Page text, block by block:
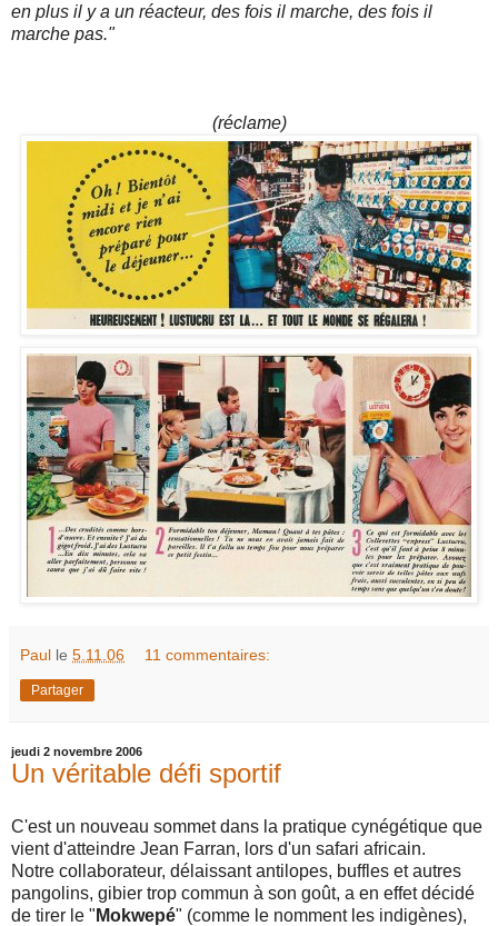
en plus il y a un réacteur, des fois il marche, des fois il
marche pas."
(réclame)
Paul le 5.11.06 11 commentaires:
Partager
jeudi 2 novembre 2006
Un véritable défi sportif
C'est un nouveau sommet dans la pratique cynégétique que
vient d'atteindre Jean Farran, lors d'un safari africain.
Notre collaborateur, délaissant antilopes, buffles et autres
pangolins, gibier trop commun à son goût, a en effet décidé
de tirer le " Mokwepé" (comme le nomment les indigènes),